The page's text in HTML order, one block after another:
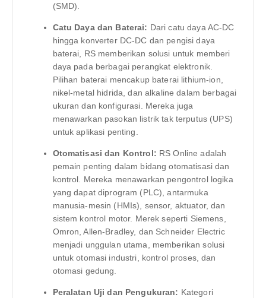
(SMD).
Catu Daya dan Baterai: Dari catu daya AC-DC
hingga konverter DC-DC dan pengisi daya
baterai, RS memberikan solusi untuk memberi
daya pada berbagai perangkat elektronik.
Pilihan baterai mencakup baterai lithium-ion,
nikel-metal hidrida, dan alkaline dalam berbagai
ukuran dan konfigurasi. Mereka juga
menawarkan pasokan listrik tak terputus (UPS)
untuk aplikasi penting.
Otomatisasi dan Kontrol: RS Online adalah
pemain penting dalam bidang otomatisasi dan
kontrol. Mereka menawarkan pengontrol logika
yang dapat diprogram (PLC), antarmuka
manusia-mesin (HMIs), sensor, aktuator, dan
sistem kontrol motor. Merek seperti Siemens,
Omron, Allen-Bradley, dan Schneider Electric
menjadi unggulan utama, memberikan solusi
untuk otomasi industri, kontrol proses, dan
otomasi gedung.
Peralatan Uji dan Pengukuran: Kategori